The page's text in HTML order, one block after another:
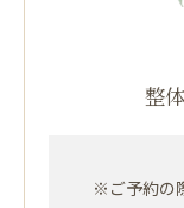
整
※ご予約の